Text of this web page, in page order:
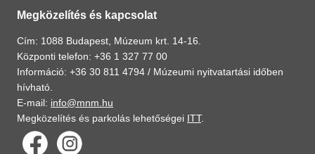
Megközelítés és kapcsolat
Cím: 1088 Budapest, Múzeum krt. 14-16.
Központi telefon: +36 1 327 77 00
Információ: +36 30 811 4794 / Múzeumi nyitvatartási időben
hívható.
E-mail: info@mnm.hu
Megközelítés és parkolás lehetőségei ITT.